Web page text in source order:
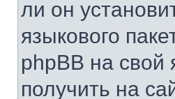
ли он
языкового
phpBB на
получить на